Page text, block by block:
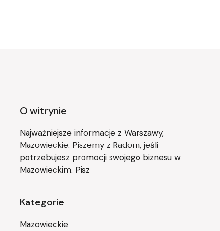
O witrynie
Najważniejsze informacje z Warszawy,
Mazowieckie. Piszemy z Radom, jeśli
potrzebujesz promocji swojego biznesu w
Mazowieckim. Pisz
Kategorie
Mazowieckie